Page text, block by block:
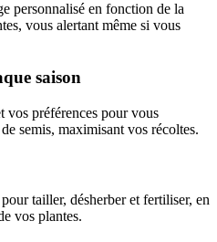
personnalisé en fonction de la
vous alertant même si vous
saison
préférences pour vous
semis, maximisant vos récoltes.
tailler, désherber et fertiliser, en
vos plantes.